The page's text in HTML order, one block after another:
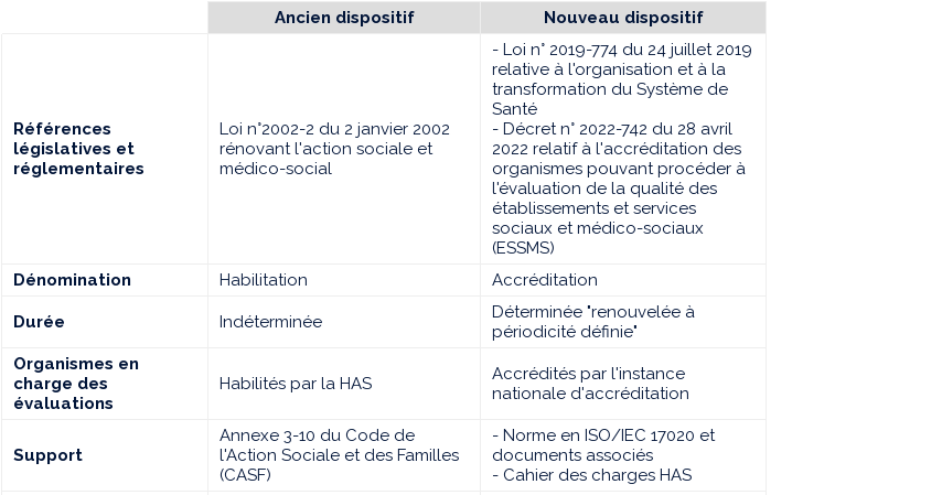
Ancien dispositif Nouveau dispositif
Références
législatives et
réglementaires
Loi n°2002-2 du 2 janvier 2002
rénovant l'action sociale et
médico-social
- Loi n° 2019-774 du 24 juillet 2019
relative à l'organisation et à la
transformation du Système de
Santé
- Décret n° 2022-742 du 28 avril
2022 relatif à l'accréditation des
organismes pouvant procéder à
l'évaluation de la qualité des
établissements et services
sociaux et médico-sociaux
(ESSMS)
Dénomination
Habilitation Accréditation
Durée Indéterminée
Déterminée "renouvelée à
périodicité définie"
Organismes en
charge des
évaluations
Habilités par la HAS
Accrédités par l'instance
nationale d'accréditation
Support
Annexe 3-10 du Code de
l'Action Sociale et des Familles
(CASF)
- Norme en ISO/IEC 17020 et
documents associés
- Cahier des charges HAS